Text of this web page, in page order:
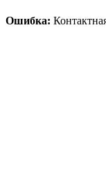
Ошибка: